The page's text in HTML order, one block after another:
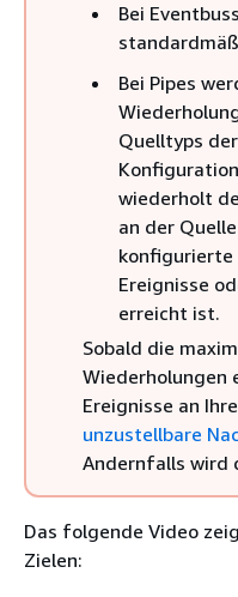
Bei
Bei Pipes
Quelltyps
wiederholt
an der
Ereignisse
erreicht ist.
Sobald die
Wiederholungen
Ereignisse an Ihre
unzustellbare
Andernfalls wird
Das folgende Video
Zielen: